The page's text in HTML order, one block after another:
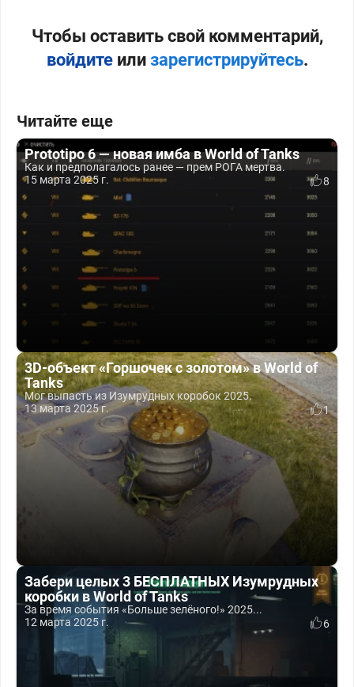
Чтобы оставить свой комментарий,
войдитеили зарегистрируйтесь.
Читайте еще
Prototipo 6 — новая имба в World of Tanks
Как и предполагалось ранее — прем РОГА мертва.
15 марта 2025 г.
8
3D-объект «Горшочек с золотом» в World of
Tanks
Мог выпасть из Изумрудных коробок 2025.
13 марта 2025 г.
1
Забери целых 3 БЕСПЛАТНЫХ Изумрудных
коробки в World of Tanks
За время события «Больше зелёного!» 2025...
12 марта 2025 г.
6